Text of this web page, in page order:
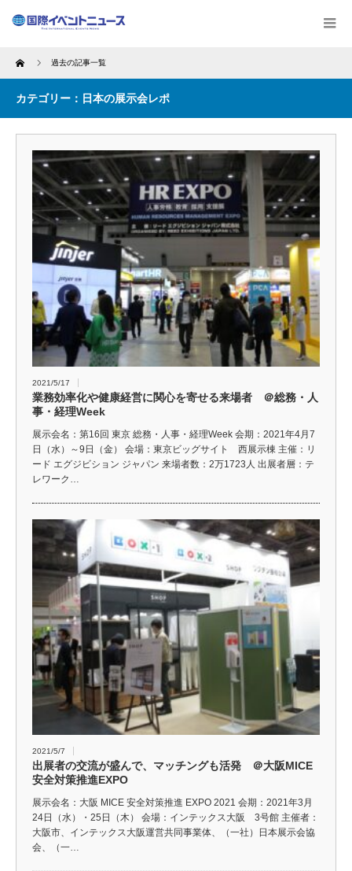
Home 過去の記事一覧
カテゴリー：日本の展示会レポ
2021/5/17
業務効率化や健康経営に関心を寄せる来場者 ＠総務・人
事・経理Week
展示会名：第16回 東京 総務・人事・経理Week 会期：2021年4月7
日（水）～9日（金） 会場：東京ビッグサイト 西展示棟 主催：リ
ード エグジビション ジャパン 来場者数：2万1723人 出展者層：テ
レワーク…
2021/5/7
出展者の交流が盛んで、マッチングも活発 ＠大阪MICE
安全対策推進EXPO
展示会名：大阪 MICE 安全対策推進 EXPO 2021 会期：2021年3月
24日（水）・25日（木） 会場：インテックス大阪 3号館 主催者：
大阪市、インテックス大阪運営共同事業体、（一社）日本展示会協
会、（一…